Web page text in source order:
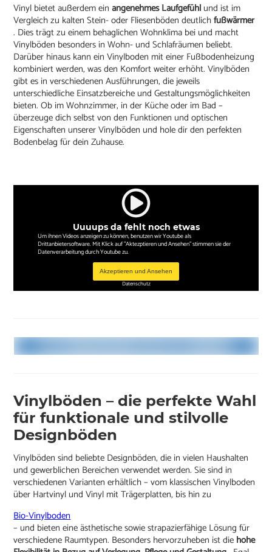
Vinyl bietet außerdem einangenehmes Laufgefühl und ist im
Vergleich zu kalten Stein- oder Fliesenböden deutlichfußwärmer
. Dies trägt zu einem behaglichen Wohnklima bei und macht
Vinylböden besonders in Wohn- und Schlafräumen beliebt.
Darüber hinaus kann ein Vinylboden mit einer Fußbodenheizung
kombiniert werden, was den Komfort weiter erhöht. Vinylböden
gibt es in verschiedenen Ausführungen, die jeweils
unterschiedliche Einsatzbereiche und Gestaltungsmöglichkeiten
bieten. Ob im Wohnzimmer, in der Küche oder im Bad –
überzeuge dich selbst von den Funktionen und optischen
Eigenschaften unserer Vinylböden und hole dir den perfekten
Bodenbelag für dein Zuhause.
Uuuups da fehlt noch etwas
Um ihnen Videos anzeigen zu können, benutzen wir Youtube als
Drittanbietersoftware. Mit Klick auf "Aktezptieren und Ansehen" stimmen sie der
Datenverarbeitung durch Youtube zu.
Akzeptieren und Ansehen
Datenschutz
Vinylböden – die perfekte Wahl
für funktionale und stilvolle
Designböden
Vinylböden sind beliebte Designböden, die in vielen Haushalten
und gewerblichen Bereichen verwendet werden. Sie sind in
verschiedenen Varianten erhältlich – vom klassischen Vinylboden
über Hartvinyl und Vinyl mit Trägerplatten, bis hin zu
Bio-Vinylboden
– und bieten eine ästhetische sowie strapazierfähige Lösung für
verschiedene Raumtypen. Besonders hervorzuheben ist die hohe